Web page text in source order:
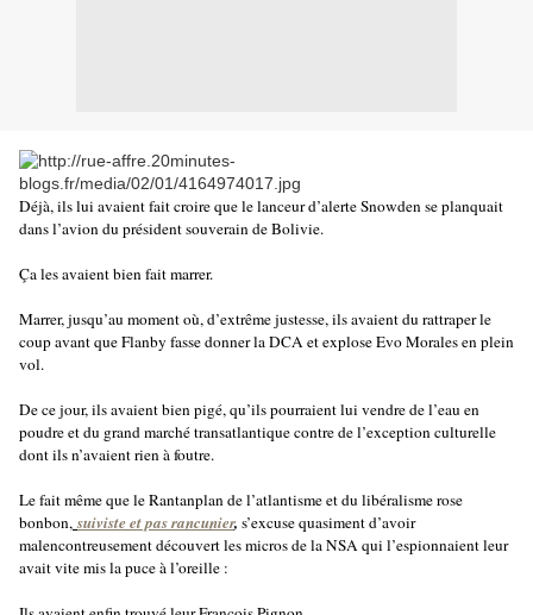
Déjà, ils lui avaient fait croire que le lanceur d’alerte Snowden se planquait
dans l’avion du président souverain de Bolivie.
Ça les avaient bien fait marrer.
Marrer, jusqu’au moment où, d’extrême justesse, ils avaient du rattraper le
coup avant que Flanby fasse donner la DCA et explose Evo Morales en plein
vol.
De ce jour, ils avaient bien pigé, qu’ils pourraient lui vendre de l’eau en
poudre et du grand marché transatlantique contre de l’exception culturelle
dont ils n’avaient rien à foutre.
Le fait même que le Rantanplan de l’atlantisme et du libéralisme rose
bonbon, suiviste et pas rancunier, s’excuse quasiment d’avoir
malencontreusement découvert les micros de la NSA qui l’espionnaient leur
avait vite mis la puce à l’oreille :